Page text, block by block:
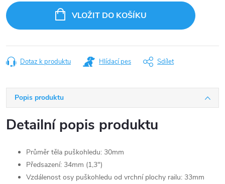
cena:
VLOŽIT DO KOŠÍKU
Dotaz k produktu Hlídací pes Sdílet
Popis produktu
Detailní popis produktu
Průměr těla puškohledu: 30mm
Předsazení: 34mm (1,3")
Vzdálenost osy puškohledu od vrchní plochy railu: 33mm